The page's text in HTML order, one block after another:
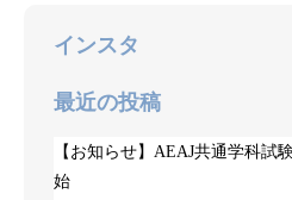
インスタ
最近の投稿
【お知らせ】AEAJ共通学科試
始